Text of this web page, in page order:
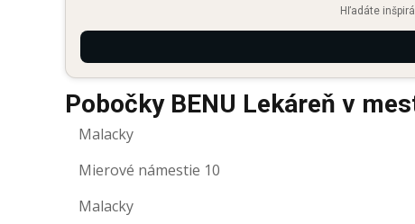
Hľadáte
Pobočky BENU Lekáreň v
Malacky
Mierové námestie 10
Malacky